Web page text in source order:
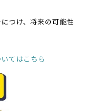
つけ、将来の可能性
てはこちら